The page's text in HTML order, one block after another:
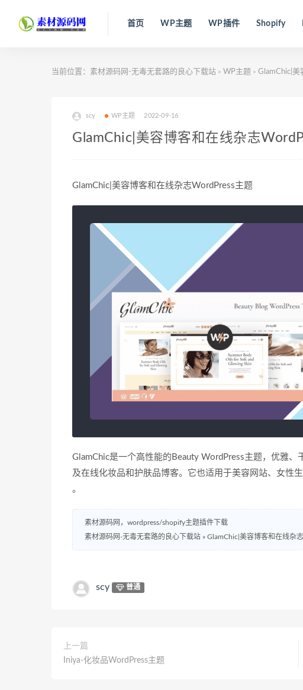
首页 WP主题 WP插件 Shopify
当前位置： 素材源码网-无毒无套路的良心下载站 > WP主题 > GlamChic|美
scy WP主题 2022-09-16
GlamChic|美容博客和在线杂志
GlamChic|美容博客和在线杂志WordPress主题
GlamChic是一个高性能的Beauty WordPress主题，优雅
及在线化妆品和护肤品博客。它也适用于美容网站、女性
。
素材源码网，wordpress/shopify主题插件下载
素材源码网-无毒无套路的良心下载站 » GlamChic|美容博客和在线杂
scy 普通
上一篇
Iniya-化妆品WordPress主题